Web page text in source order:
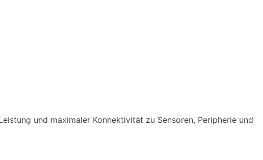
und maximaler Konnektivität zu Sensoren, Peripherie und